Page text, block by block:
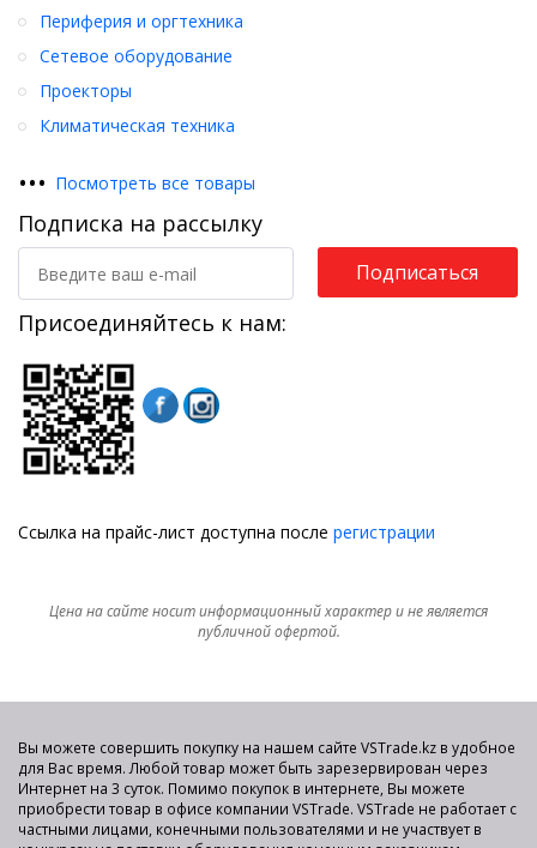
Периферия и оргтехника
Сетевое оборудование
Проекторы
Климатическая техника
••• Посмотреть все товары
Подписка на рассылку
Подписаться
Присоединяйтесь к нам:
Ссылка на прайс-лист доступна после регистрации
Цена на сайте носит информационный характер и не является
публичной офертой.
Вы можете совершить покупку на нашем сайте VSTrade.kz в удобное
для Вас время. Любой товар может быть зарезервирован через
Интернет на 3 суток. Помимо покупок в интернете, Вы можете
приобрести товар в офисе компании VSTrade. VSTrade не работает с
частными лицами, конечными пользователями и не участвует в